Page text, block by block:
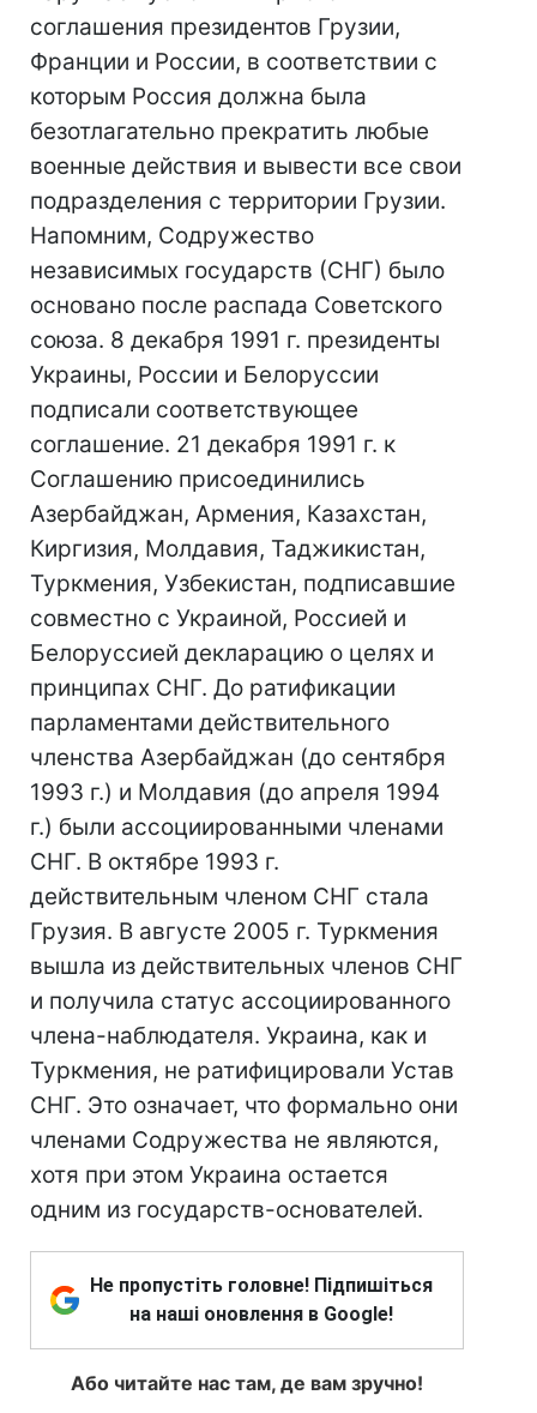
соглашения президентов Грузии,
Франции и России, в соответствии с
которым Россия должна была
безотлагательно прекратить любые
военные действия и вывести все свои
подразделения с территории Грузии.
Напомним, Содружество
независимых государств (СНГ) было
основано после распада Советского
союза. 8 декабря 1991 г. президенты
Украины, России и Белоруссии
подписали соответствующее
соглашение. 21 декабря 1991 г. к
Соглашению присоединились
Азербайджан, Армения, Казахстан,
Киргизия, Молдавия, Таджикистан,
Туркмения, Узбекистан, подписавшие
совместно с Украиной, Россией и
Белоруссией декларацию о целях и
принципах СНГ. До ратификации
парламентами действительного
членства Азербайджан (до сентября
1993 г.) и Молдавия (до апреля 1994
г.) были ассоциированными членами
СНГ. В октябре 1993 г.
действительным членом СНГ стала
Грузия. В августе 2005 г. Туркмения
вышла из действительных членов СНГ
и получила статус ассоциированного
члена-наблюдателя. Украина, как и
Туркмения, не ратифицировали Устав
СНГ. Это означает, что формально они
членами Содружества не являются,
хотя при этом Украина остается
одним из государств-основателей.
Не пропустіть головне! Підпишіться
на наші оновлення в Google!
Або читайте нас там, де вам зручно!